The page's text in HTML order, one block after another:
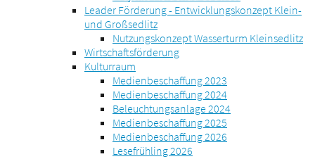
Leader Förderung - Entwicklungskonzept Klein-
und Großsedlitz
Nutzungskonzept Wasserturm Kleinsedlitz
Wirtschaftsförderung
Kulturraum
Medienbeschaffung 2023
Medienbeschaffung 2024
Beleuchtungsanlage 2024
Medienbeschaffung 2025
Medienbeschaffung 2026
Lesefrühling 2026